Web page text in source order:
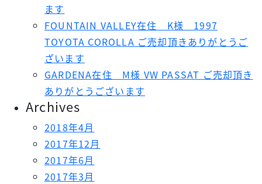
ます
FOUNTAIN VALLEY在住 K様 1997
TOYOTA COROLLA ご売却頂きありがとうご
ざいます
GARDENA在住 M様 VW PASSAT ご売却頂き
ありがとうございます
Archives
2018年4月
2017年12月
2017年6月
2017年3月